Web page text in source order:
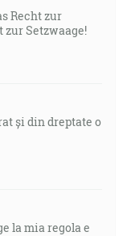
Recht zur
Setzwaage!
și din dreptate o
la mia regola e